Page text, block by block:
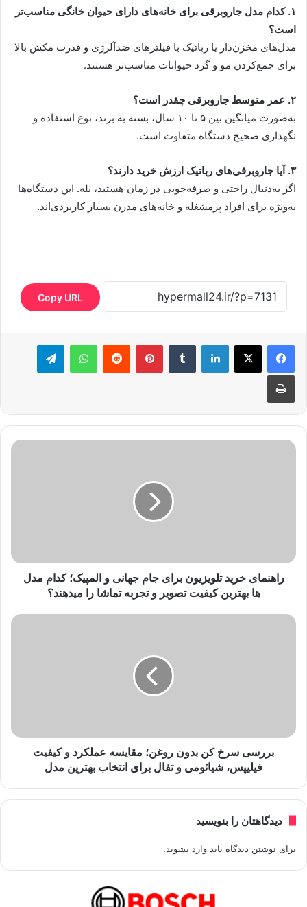
۱. کدام مدل جاروبرقی برای خانه‌های دارای حیوان خانگی مناسب‌تر
است؟
مدل‌های مخزن‌دار یا رباتیک با فیلترهای ضدآلرژی و قدرت مکش بالا
برای جمع‌کردن مو و گرد حیوانات مناسب‌تر هستند.
۲. عمر متوسط جاروبرقی چقدر است؟
به‌صورت میانگین بین ۵ تا ۱۰ سال، بسته به برند، نوع استفاده و
نگهداری صحیح دستگاه متفاوت است.
۳. آیا جاروبرقی‌های رباتیک ارزش خرید دارند؟
اگر به‌دنبال راحتی و صرفه‌جویی در زمان هستید، بله. این دستگاه‌ها
به‌ویژه برای افراد پرمشغله و خانه‌های مدرن بسیار کاربردی‌اند.
Copy URL
لینکدین ‫پین‌ترست ‫رددیت واتس آپ
چاپ
راهنمای خرید تلویزیون برای جام جهانی و المپیک؛ کدام مدل
ها بهترین کیفیت تصویر و تجربه تماشا را میدهند؟
بررسی سرخ کن بدون روغن؛ مقایسه عملکرد و کیفیت
فیلیپس، شیائومی و تفال برای انتخاب بهترین مدل
دیدگاهتان را بنویسید
برای نوشتن دیدگاه باید وارد بشوید.